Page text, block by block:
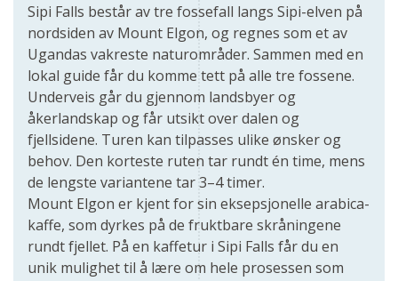
Sipi Falls består av tre fossefall langs Sipi-elven på
nordsiden av Mount Elgon, og regnes som et av
Ugandas vakreste naturområder. Sammen med en
lokal guide får du komme tett på alle tre fossene.
Underveis går du gjennom landsbyer og
åkerlandskap og får utsikt over dalen og
fjellsidene. Turen kan tilpasses ulike ønsker og
behov. Den korteste ruten tar rundt én time, mens
de lengste variantene tar 3–4 timer.
Mount Elgon er kjent for sin eksepsjonelle arabica-
kaffe, som dyrkes på de fruktbare skråningene
rundt fjellet. På en kaffetur i Sipi Falls får du en
unik mulighet til å lære om hele prosessen som